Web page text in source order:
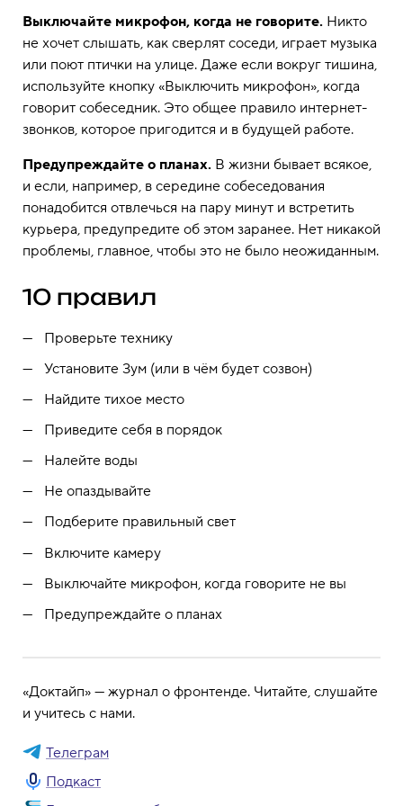
Выключайте микрофон, когда не говорите. Никто
не хочет слышать, как сверлят соседи, играет музыка
или поют птички на улице. Даже если вокруг тишина,
используйте кнопку «Выключить микрофон», когда
говорит собеседник. Это общее правило интернет-
звонков, которое пригодится и в будущей работе.
Предупреждайте о планах. В жизни бывает всякое,
и если, например, в середине собеседования
понадобится отвлечься на пару минут и встретить
курьера, предупредите об этом заранее. Нет никакой
проблемы, главное, чтобы это не было неожиданным.
10 правил
Проверьте технику
Установите Зум (или в чём будет созвон)
Найдите тихое место
Приведите себя в порядок
Налейте воды
Не опаздывайте
Подберите правильный свет
Включите камеру
Выключайте микрофон, когда говорите не вы
Предупреждайте о планах
«Доктайп» — журнал о фронтенде. Читайте, слушайте
и учитесь с нами.
Телеграм
Подкаст